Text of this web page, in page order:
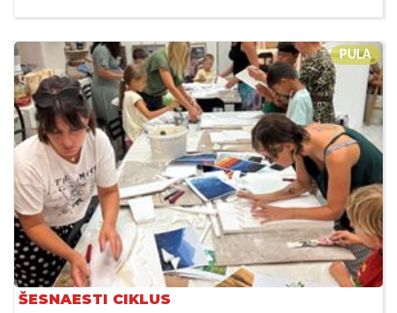
PULA
ŠESNAESTI CIKLUS